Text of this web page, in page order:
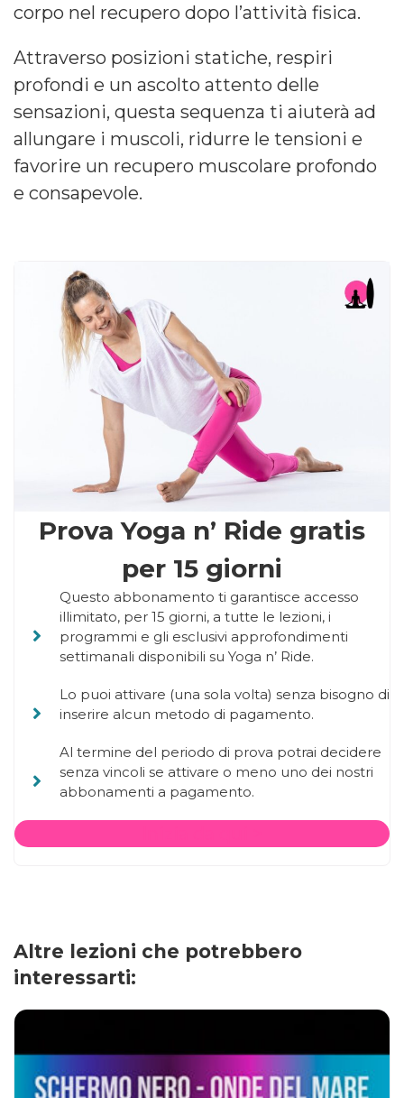
corpo nel recupero dopo l’attività fisica.
Attraverso posizioni statiche, respiri
profondi e un ascolto attento delle
sensazioni, questa sequenza ti aiuterà ad
allungare i muscoli, ridurre le tensioni e
favorire un recupero muscolare profondo
e consapevole.
Prova Yoga n’ Ride gratis
per 15 giorni
Questo abbonamento ti garantisce accesso
illimitato, per 15 giorni, a tutte le lezioni, i
programmi e gli esclusivi approfondimenti
settimanali disponibili su Yoga n’ Ride.
Lo puoi attivare (una sola volta) senza bisogno di
inserire alcun metodo di pagamento.
Al termine del periodo di prova potrai decidere
senza vincoli se attivare o meno uno dei nostri
abbonamenti a pagamento.
Altre lezioni che potrebbero
interessarti: